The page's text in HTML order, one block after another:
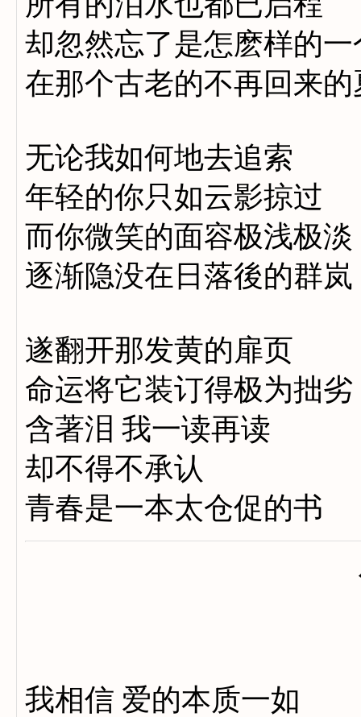
却忽然忘了是怎麽样的一
在那个古老的不再回来的
无论我如何地去追索
年轻的你只如云影掠过
而你微笑的面容极浅极淡
逐渐隐没在日落後的群岚
遂翻开那发黄的扉页
命运将它装订得极为拙劣
含著泪 我一读再读
却不得不承认
青春是一本太仓促的书
我相信 爱的本质一如